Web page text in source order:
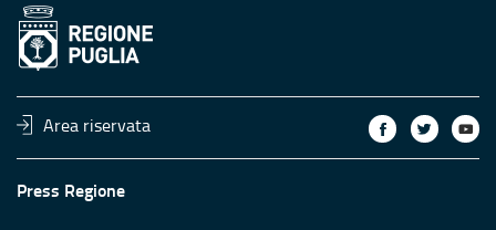
Area riservata
Press Regione